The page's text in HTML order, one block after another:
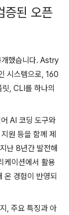
증된 오픈
개했습니다. Astry
시스템으로, 160
, CLI를 하나의
AI 코딩 도구와
원 등을 함께 제
난 8년간 발전해
케이션에서 활용
온 경험이 반영되
, 주요 특징과 아